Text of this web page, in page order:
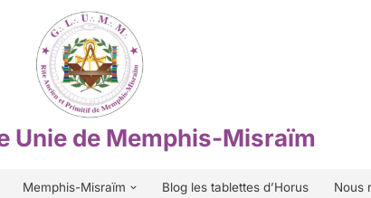
Unie de Memphis-Misraïm
Memphis-Misraïm Blog les tablettes d’Horus Nous